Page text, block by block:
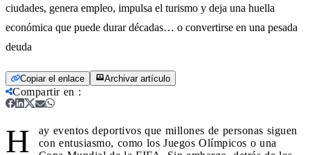
ciudades, genera empleo, impulsa el turismo y deja una huella
económica que puede durar décadas… o convertirse en una pesada
deuda
Copiar el enlace Archivar artículo
Compartir en :
H
ay eventos deportivos que millones de personas siguen
con entusiasmo, como los Juegos Olímpicos o una